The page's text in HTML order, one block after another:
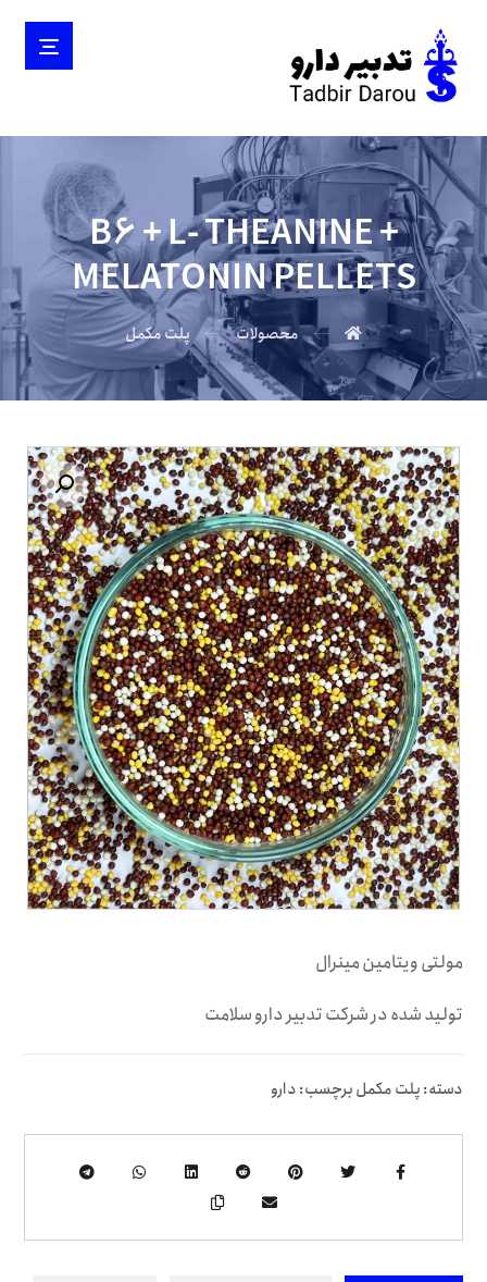
B6 + L- THEANINE +
MELATONIN PELLETS
محصولات پلت مکمل
بزرگنمایی تصویر
مولتی ویتامین مینرال
تولید شده در شرکت تدبیر دارو سلامت
دسته:پلت مکملبرچسب:دارو